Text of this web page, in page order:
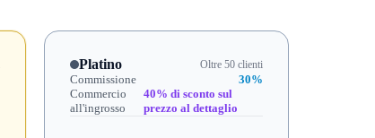
Platino Oltre 50 clienti
Commissione
30%
Commercio
all'ingrosso
40% di sconto sul
prezzo al dettaglio